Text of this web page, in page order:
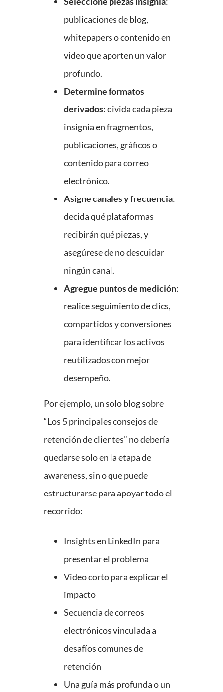
publicaciones de blog,
whitepapers o contenido en
video que aporten un valor
profundo.
Determine formatos
derivados: divida cada pieza
insignia en fragmentos,
publicaciones, gráficos o
contenido para correo
electrónico.
Asigne canales y frecuencia:
decida qué plataformas
recibirán qué piezas, y
asegúrese de no descuidar
ningún canal.
Agregue puntos de medición:
realice seguimiento de clics,
compartidos y conversiones
para identificar los activos
reutilizados con mejor
desempeño.
Por ejemplo, un solo blog sobre
“Los 5 principales consejos de
retención de clientes” no debería
quedarse solo en la etapa de
awareness, sin o que puede
estructurarse para apoyar todo el
recorrido:
Insights en LinkedIn para
presentar el problema
Video corto para explicar el
impacto
Secuencia de correos
electrónicos vinculada a
desafíos comunes de
retención
Una guía más profunda o un